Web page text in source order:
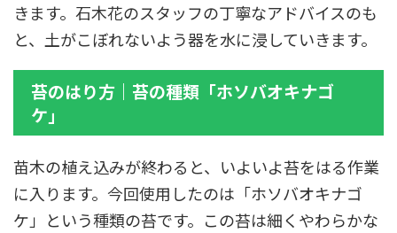
きます。石木花のスタッフの丁寧なアドバイスのも
と、土がこぼれないよう器を水に浸していきます。
苔のはり方｜苔の種類「ホソバオキナゴ
ケ」
苗木の植え込みが終わると、いよいよ苔をはる作業
に入ります。今回使用したのは「ホソバオキナゴ
ケ」という種類の苔です。この苔は細くやわらかな